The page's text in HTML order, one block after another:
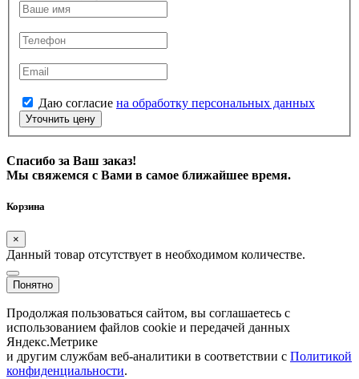
Даю согласие на обработку персональных данных
Уточнить цену
Спасибо за Ваш заказ!
Мы свяжемся с Вами в самое ближайшее время.
Корзина
×
Данный товар отсутствует в необходимом количестве.
Понятно
Продолжая пользоваться сайтом, вы соглашаетесь с
использованием файлов cookie и передачей данных
Яндекс.Метрике
и другим службам веб-аналитики в соответствии с Политикой
конфиденциальности.